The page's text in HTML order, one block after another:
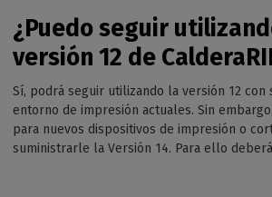
¿Puedo seguir
versión 12 de
Sí, podrá seguir utilizando la versión 12 con
entorno de impresión actuales. Sin
para nuevos dispositivos de impresión o
suministrarle la Versión 14. Para ello